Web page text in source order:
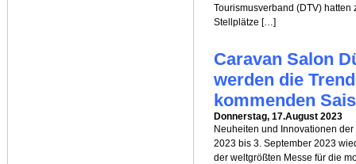
Tourismusverband (DTV)
Stellplätze […]
Caravan Salon
werden die
kommenden
Donnerstag, 17.August 2023
Neuheiten und Innovationen
2023 bis 3. September 2023
der weltgrößten Messe für die